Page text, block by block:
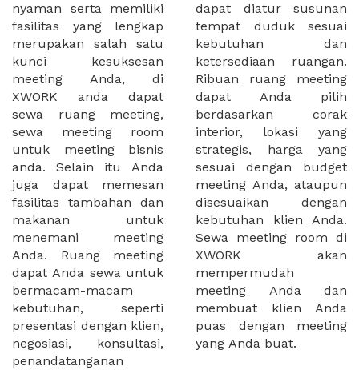
nyaman serta memiliki
fasilitas yang lengkap
merupakan salah satu
kunci kesuksesan
meeting Anda, di
XWORK anda dapat
sewa ruang meeting,
sewa meeting room
untuk meeting bisnis
anda. Selain itu Anda
juga dapat memesan
fasilitas tambahan dan
makanan untuk
menemani meeting
Anda. Ruang meeting
dapat Anda sewa untuk
bermacam-macam
kebutuhan, seperti
presentasi dengan klien,
negosiasi, konsultasi,
penandatanganan
dapat diatur susunan
tempat duduk sesuai
kebutuhan dan
ketersediaan ruangan.
Ribuan ruang meeting
dapat Anda pilih
berdasarkan corak
interior, lokasi yang
strategis, harga yang
sesuai dengan budget
meeting Anda, ataupun
disesuaikan dengan
kebutuhan klien Anda.
Sewa meeting room di
XWORK akan
mempermudah
meeting Anda dan
membuat klien Anda
puas dengan meeting
yang Anda buat.